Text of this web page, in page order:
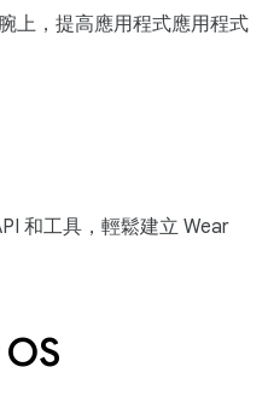
上，提高應用程式應用程式
和工具，輕鬆建立 Wear